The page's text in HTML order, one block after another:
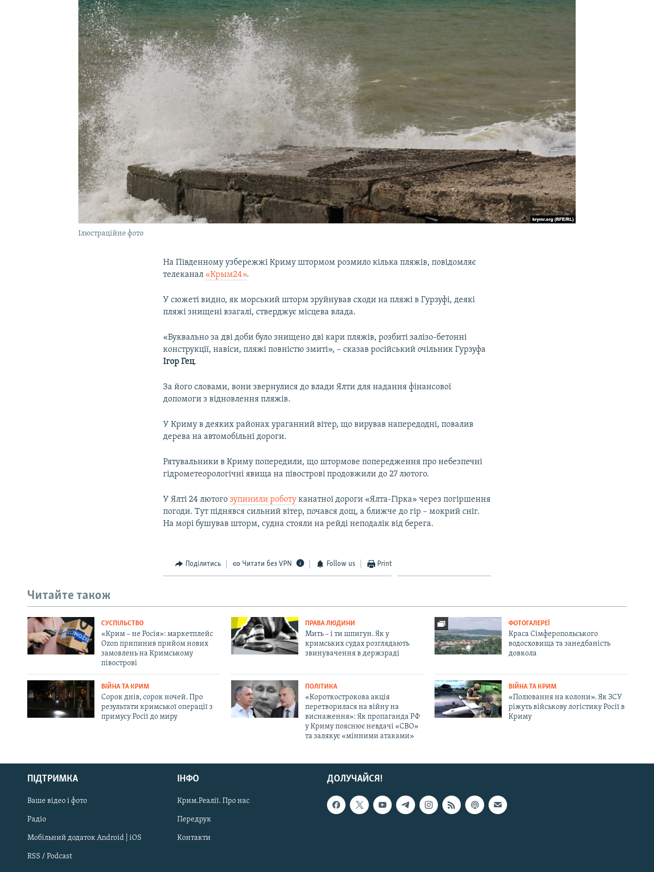
УКРАЇНСЬКА ПРОБЛЕМА КРИМУ
Русский
Qırımtatar
ДОЛУЧАЙСЯ!
Ілюстраційне фото
На Південному узбережжі Криму штормом розмило кілька пляжів, повідомляє
телеканал «Крым24».
У сюжеті видно, як морський шторм зруйнував сходи на пляжі в Гурзуфі, деякі
пляжі знищені взагалі, стверджує місцева влада.
«Буквально за дві доби було знищено дві кари пляжів, розбиті залізо-бетонні
конструкції, навіси, пляжі повністю змиті», – сказав російський очільник Гурзуфа
Ігор Гец.
За його словами, вони звернулися до влади Ялти для надання фінансової
допомоги з відновлення пляжів.
У Криму в деяких районах ураганний вітер, що вирував напередодні, повалив
дерева на автомобільні дороги.
Рятувальники в Криму попередили, що штормове попередження про небезпечні
гідрометеорологічні явища на півострові продовжили до 27 лютого.
У Ялті 24 лютогозупинили роботу канатної дороги «Ялта-Гірка» через погіршення
погоди. Тут піднявся сильний вітер, почався дощ, а ближче до гір – мокрий сніг.
На морі бушував шторм, судна стояли на рейді неподалік від берега.
Поділитись Читати без VPN Follow us Print
Читайте також
СУСПІЛЬСТВО
«Крим – не Росія»: маркетплейс
Ozon припинив прийом нових
замовлень на Кримському
півострові
ПРАВА ЛЮДИНИ
Мить – і ти шпигун. Як у
кримських судах розглядають
звинувачення в держзраді
ФОТОГАЛЕРЕЇ
Краса Сімферопольського
водосховища та занедбаність
довкола
ВІЙНА ТА КРИМ
Сорок днів, сорок ночей. Про
результати кримської операції з
примусу Росії до миру
ПОЛІТИКА
«Короткострокова акція
перетворилася на війну на
виснаження»: Як пропаганда РФ
у Криму пояснює невдачі «СВО»
та залякує «мінними атаками»
ВІЙНА ТА КРИМ
«Полювання на колони». Як ЗСУ
ріжуть військову логістику Росії в
Криму
ДОЛУЧАЙСЯ!
ПІДТРИМКА
Ваше відео і фото
Радіо
Мобільний додаток Android | iOS
RSS / Podcast
ІНФО
Крим.Реалії. Про нас
Передрук
Контакти